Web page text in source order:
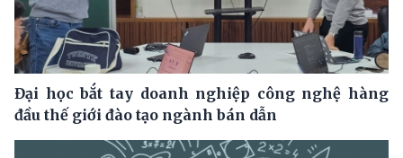
Đại học bắt tay doanh nghiệp công nghệ hàng
đầu thế giới đào tạo ngành bán dẫn